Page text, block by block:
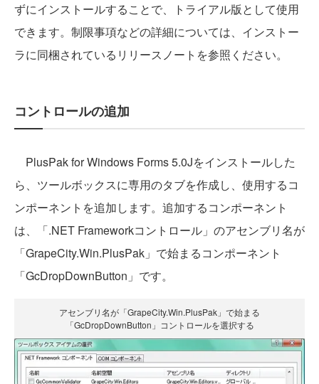
ずにインストールすることで、トライアル版として使用
できます。制限事項などの詳細については、インストー
ラに同梱されているリリースノートを参照ください。
コントロールの追加
PlusPak for Windows Forms 5.0Jをインストールした
ら、ツールボックスに専用のタブを作成し、使用するコ
ンポーネントを追加します。追加するコンポーネント
は、「.NET Frameworkコントロール」のアセンブリ名が
「GrapeCity.Win.PlusPak」で始まるコンポーネント
「GcDropDownButton」です。
アセンブリ名が「GrapeCity.Win.PlusPak」で始まる
「GcDropDownButton」コントロールを選択する